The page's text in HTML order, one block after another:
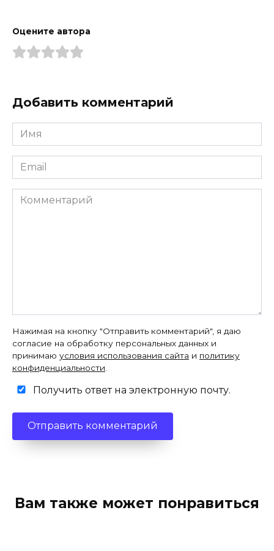
Оцените автора
Добавить комментарий
Имя
*
Email
*
Комментарий
Нажимая на кнопку "Отправить комментарий", я даю
согласие на обработку персональных данных и
принимаю условия использования сайта и политику
конфиденциальности
Получить ответ на электронную почту.
Вам также может понравиться